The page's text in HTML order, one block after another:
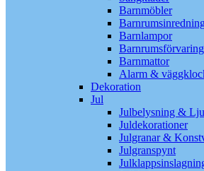
Barnmöbler
Barnlampor
Barnrumsförvaring
Barnmattor
Alarm &
Dekoration
Jul
Julbelysning &
Juldekorationer
Julgranar &
Julgranspynt